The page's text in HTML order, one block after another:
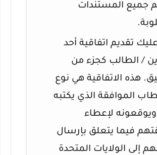
جميع المستندات
تقديم اتفاقية أحد
/ الطالب كجزء من
هذه الاتفاقية هي نوع
الموافقة الذي يكتبه
ويوقعونه لإعطاء
فيما يتعلق بإرسال
إلى الولايات المتحدة